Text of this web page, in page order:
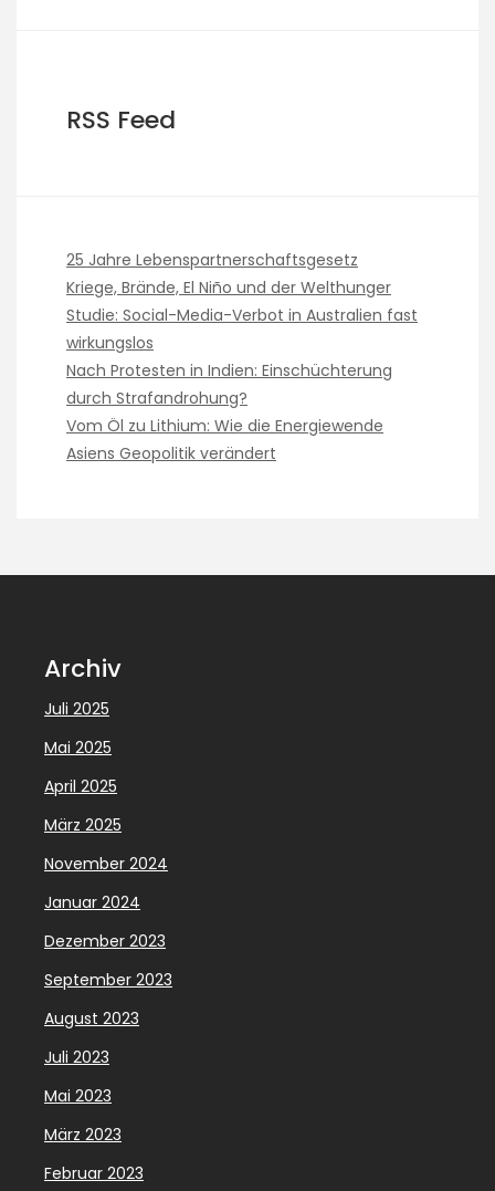
RSS Feed
25 Jahre Lebenspartnerschaftsgesetz
Kriege, Brände, El Niño und der Welthunger
Studie: Social-Media-Verbot in Australien fast
wirkungslos
Nach Protesten in Indien: Einschüchterung
durch Strafandrohung?
Vom Öl zu Lithium: Wie die Energiewende
Asiens Geopolitik verändert
Archiv
Juli 2025
Mai 2025
April 2025
März 2025
November 2024
Januar 2024
Dezember 2023
September 2023
August 2023
Juli 2023
Mai 2023
März 2023
Februar 2023